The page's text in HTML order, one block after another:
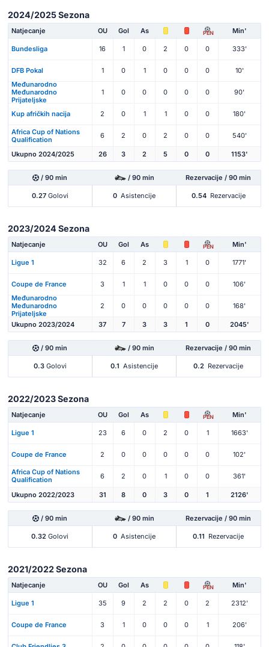
2024/2025 Sezona
Natjecanje OU Gol As PEN Min'
Bundesliga 16 1 0 2 0 0 333'
DFB Pokal 1 0 1 0 0 0
10'
Međunarodno
Međunarodno
Prijateljske
1 0 0 0 0 0 90'
Kup afričkih nacija 2 0 1 1 0 0 180'
Africa Cup of Nations
Qualification
6 2 0 2 0 0 540'
Ukupno 2024/2025 26 3 2 5 0 0 1153'
/ 90 min / 90 min Rezervacije / 90 min
0.27Golovi 0 Asistencije 0.54 Rezervacije
2023/2024 Sezona
Natjecanje OU Gol As PEN Min'
Ligue 1 32 6 2 3 1 0 1771'
Coupe de France 3 1 1 0 0 0
106'
Međunarodno
Međunarodno
Prijateljske
2 0 0 0 0 0 168'
Ukupno 2023/2024 37 7 3 3 1 0 2045'
/ 90 min / 90 min Rezervacije / 90 min
0.3Golovi 0.1 Asistencije 0.2 Rezervacije
2022/2023 Sezona
Natjecanje OU Gol As PEN Min'
Ligue 1 23 6 0 2 0 1 1663'
Coupe de France 2 0 0 0 0 0 102'
Africa Cup of Nations
Qualification
6 2 0 1 0 0 361'
Ukupno 2022/2023 31 8 0 3 0 1 2126'
/ 90 min / 90 min Rezervacije / 90 min
0.32 Golovi 0 Asistencije 0.11 Rezervacije
2021/2022 Sezona
Natjecanje OU Gol As PEN Min'
Ligue 1 35 9 2 2 0 2 2312'
Coupe de France 3 1 0 0 0 1 206'